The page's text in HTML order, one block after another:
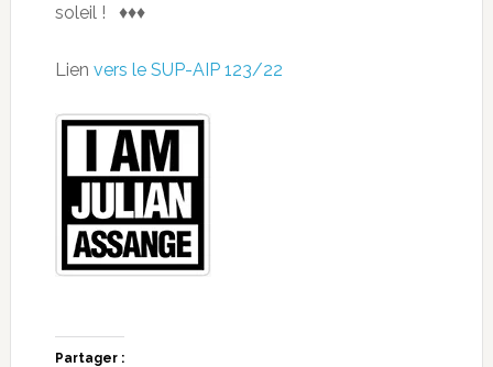
soleil ! ♦♦♦
Lien vers le SUP-AIP 123/22
Partager :